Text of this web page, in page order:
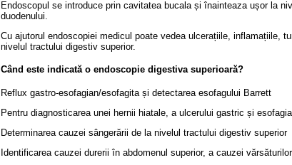
Endoscopul se introduce prin cavitatea bucala și înainteaza ușor la
duodenului.
Cu ajutorul endoscopiei medicul poate vedea ulcerațiile, inflamațiile,
nivelul tractului digestiv superior.
Când este indicată o endoscopie digestiva superioară?
Reflux gastro-esofagian/esofagita și detectarea esofagului Barrett
Pentru diagnosticarea unei hernii hiatale, a ulcerului gastric și
Determinarea cauzei sângerării de la nivelul tractului digestiv superior
Identificarea cauzei durerii în abdomenul superior, a cauzei